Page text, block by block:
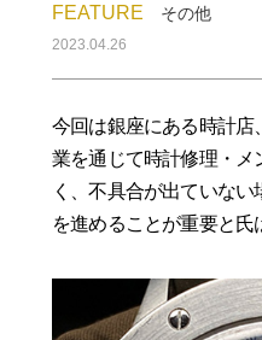
FEATURE その他
2023.04.26
今回は銀座にある時計店
業を通じて時計修理・メ
く、不具合が出ていな
を進めることが重要と氏